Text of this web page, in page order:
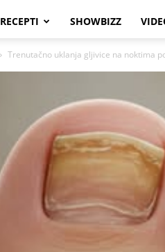
RECEPTI SHOWBIZZ
Trenutačno uklanja gljivice na noktima